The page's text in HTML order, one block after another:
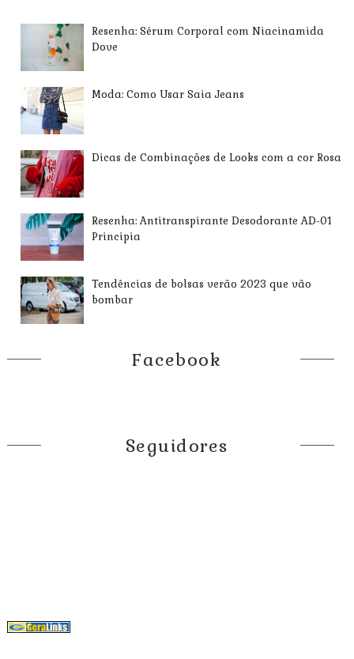
Resenha: Sérum Corporal com Niacinamida
Dove
Moda: Como Usar Saia Jeans
Dicas de Combinações de Looks com a cor Rosa
Resenha: Antitranspirante Desodorante AD-01
Principia
Tendências de bolsas verão 2023 que vão
bombar
Facebook
Seguidores